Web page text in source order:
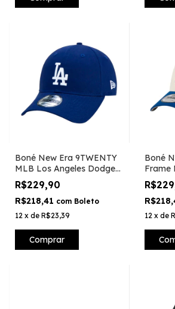
Boné New Era 9TWENTY
MLB Los Angeles Dodgers
- Azul
R$229,90
R$218,41 com Boleto
12 x de R$23,39
Comprar
Boné
Frame
Cream
12 x de